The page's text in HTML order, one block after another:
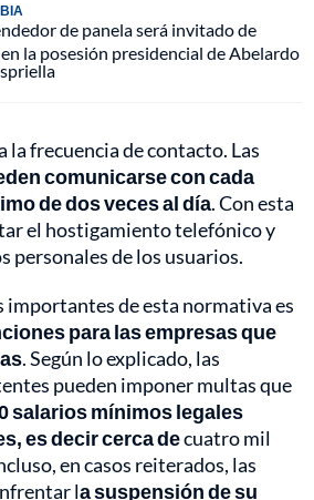
de panela será invitado de
la posesión presidencial de Abelardo
frecuencia de contacto. Las
comunicarse con cada
de dos veces al día. Con esta
el hostigamiento telefónico y
personales de los usuarios.
importantes de esta normativa es
para las empresas que
. Según lo explicado, las
pueden imponer multas que
salarios mínimos legales
es decir cerca decuatro mil
en casos reiterados, las
la suspensión de su